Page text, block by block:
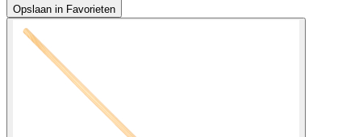
Opslaan in Favorieten